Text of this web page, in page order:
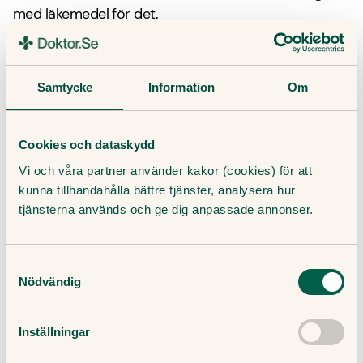
Samtycke Information Om
Cookies och dataskydd
Vi och våra partner använder kakor (cookies) för att
kunna tillhandahålla bättre tjänster, analysera hur
tjänsterna används och ge dig anpassade annonser.
Nödvändig
Inställningar
med läkemedel för det.
När bör jag söka vård?
Sök vård om du tror att du har kotkompression.
på dig:
Du har ont i ryggensamtidigt som du har nedsatt
känsel eller domningar kring ändtarm eller
könsorgan.
benen.
Hur kan Doktor.se hjälpa mig?